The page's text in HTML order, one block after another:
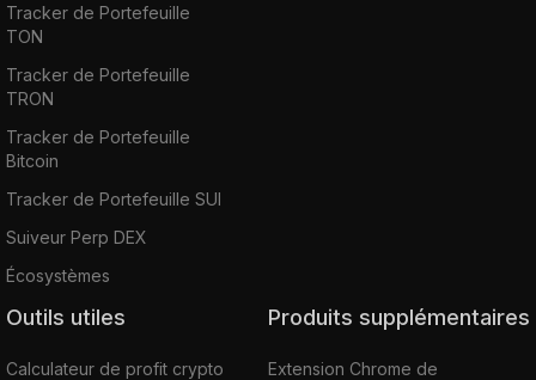
Tracker de Portefeuille
TON
Tracker de Portefeuille
TRON
Tracker de Portefeuille
Bitcoin
Tracker de Portefeuille SUI
Suiveur Perp DEX
Écosystèmes
Outils utiles
Calculateur de profit crypto
Produits supplémentaires
Extension Chrome de